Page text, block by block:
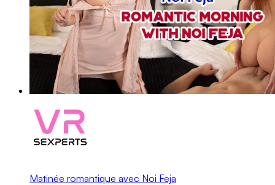
Matinée romantique avec Noi Feja